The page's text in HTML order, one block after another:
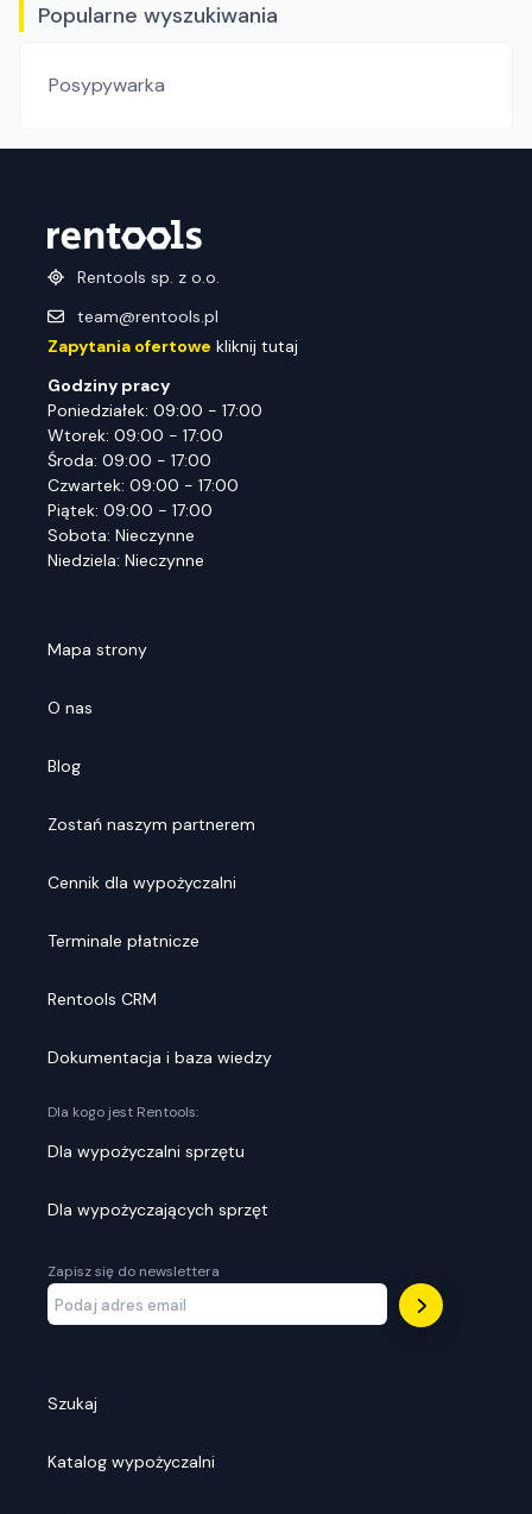
Popularne wyszukiwania
Posypywarka
Rentools sp. z o.o.
team@rentools.pl
Zapytania ofertowe kliknij tutaj
Godziny pracy
Poniedziałek: 09:00 - 17:00
Wtorek: 09:00 - 17:00
Środa: 09:00 - 17:00
Czwartek: 09:00 - 17:00
Piątek: 09:00 - 17:00
Sobota: Nieczynne
Niedziela: Nieczynne
Mapa strony
O nas
Blog
Zostań naszym partnerem
Cennik dla wypożyczalni
Terminale płatnicze
Rentools CRM
Dokumentacja i baza wiedzy
Dla kogo jest Rentools:
Dla wypożyczalni sprzętu
Dla wypożyczających sprzęt
Zapisz się do newslettera
Szukaj
Katalog wypożyczalni